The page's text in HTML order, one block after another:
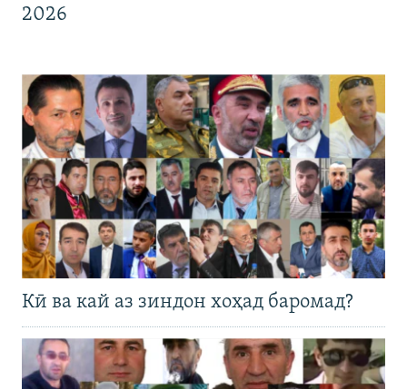
2026
Кӣ ва кай аз зиндон хоҳад баромад?